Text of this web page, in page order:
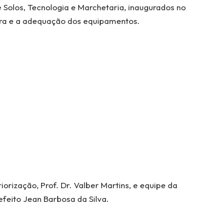
Tecnologia e Marchetaria, inaugurados no
e a adequação dos equipamentos.
Prof. Dr. Valber Martins, e equipe da
Jean Barbosa da Silva.